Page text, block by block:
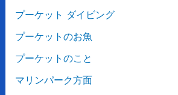
プーケット ダイビング
プーケットのお魚
プーケットのこと
マリンパーク方面